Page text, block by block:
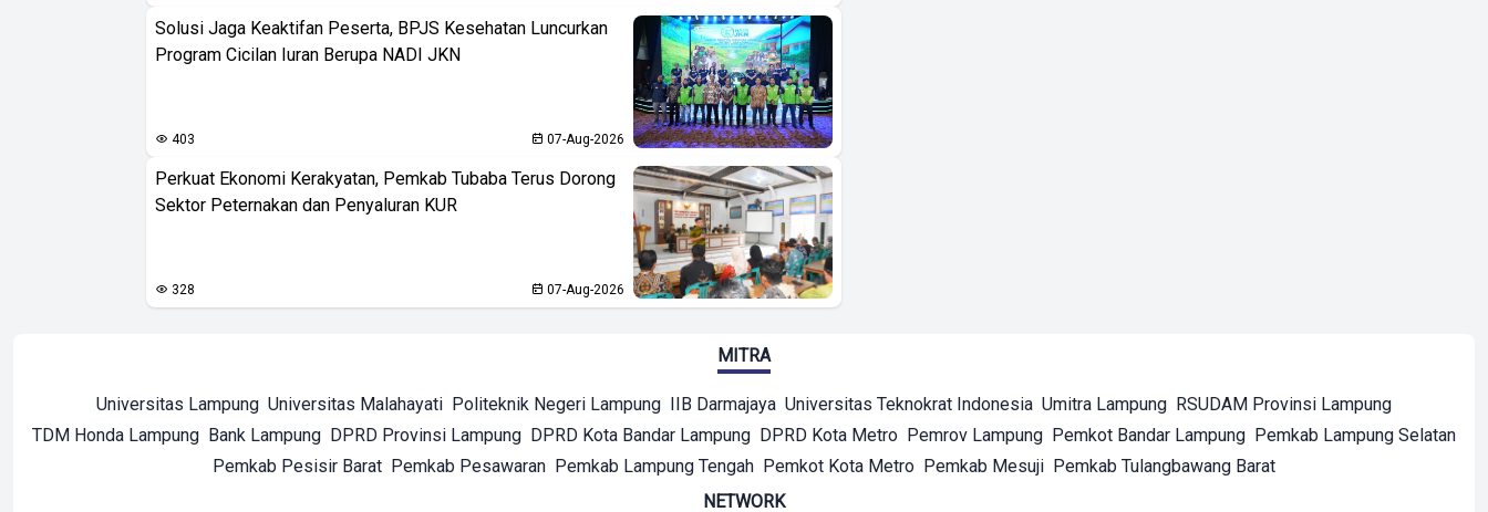
Solusi Jaga Keaktifan Peserta, BPJS Kesehatan Luncurkan
Program Cicilan Iuran Berupa NADI JKN
403 07-Aug-2026
Perkuat Ekonomi Kerakyatan, Pemkab Tubaba Terus Dorong
Sektor Peternakan dan Penyaluran KUR
328 07-Aug-2026
MITRA
Universitas Lampung Universitas Malahayati Politeknik Negeri Lampung IIB Darmajaya Universitas Teknokrat Indonesia Umitra Lampung RSUDAM Provinsi Lampung
TDM Honda Lampung Bank Lampung DPRD Provinsi Lampung DPRD Kota Bandar Lampung DPRD Kota Metro Pemrov Lampung Pemkot Bandar Lampung Pemkab Lampung Selatan
Pemkab Pesisir Barat Pemkab Pesawaran Pemkab Lampung Tengah Pemkot Kota Metro Pemkab Mesuji Pemkab Tulangbawang Barat
NETWORK